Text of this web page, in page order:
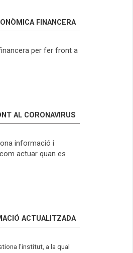
FINANCERA
per fer front a
AL CORONAVIRUS
informació i
actuar quan es
ACTUALITZADA
l'institut, a la qual